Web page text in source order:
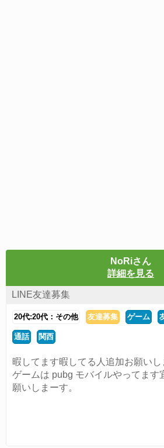
NoRiさん
詳細を見る
LINE友達募集
20代:20代：その他 友達募集 ゲーム
通話 関西
暇してます暇してる人追加お願いし
ゲームは pubg モバイルやってます
願いしまーす。